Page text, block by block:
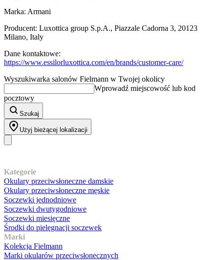
Marka: Armani
Producent: Luxottica group S.p.A., Piazzale Cadorna 3, 20123
Milano, Italy
Dane kontaktowe:
https://www.essilorluxottica.com/en/brands/customer-care/
Wyszukiwarka salonów Fielmann w Twojej okolicy
Wprowadź miejscowość lub kod
pocztowy
Szukaj
Użyj bieżącej lokalizacji
Kategorie
Okulary przeciwsłoneczne damskie
Okulary przeciwsłoneczne męskie
Soczewki jednodniowe
Soczewki dwutygodniowe
Soczewki miesięczne
Środki do pielęgnacji soczewek
Marki
Kolekcja Fielmann
Marki okularów przeciwsłonecznych